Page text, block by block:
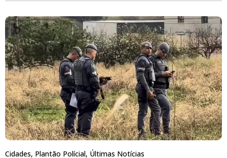
Cidades, Plantão Polícial, Últimas Notícias